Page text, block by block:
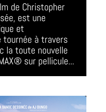
de Christopher
est une
et
tournée à travers
la toute nouvelle
sur pellicule...